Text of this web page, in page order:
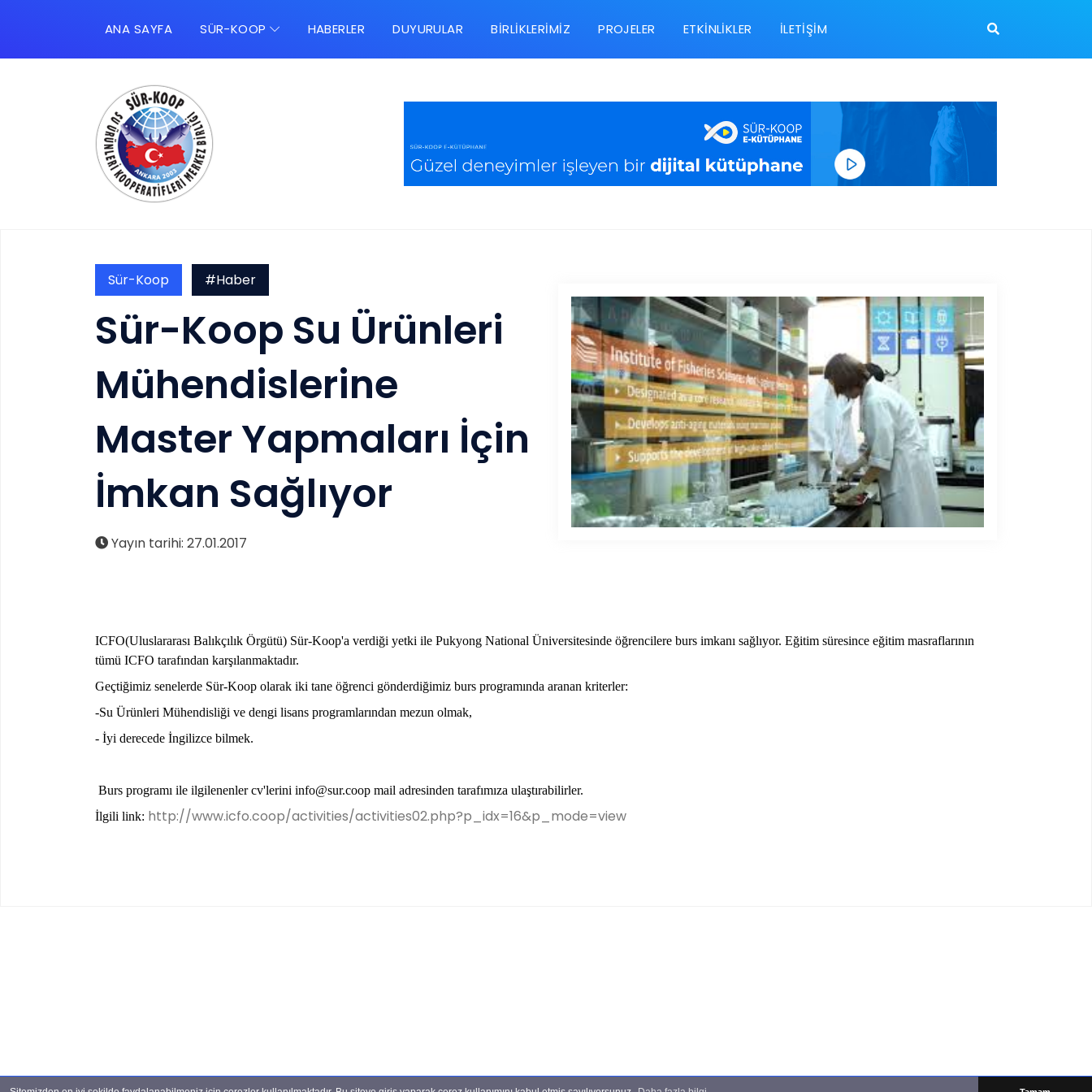
ANA SAYFA SÜR-KOOP HABERLER DUYURULAR BIRLIKLERIMIZ PROJELER ETKINLIKLER İLETIŞIM
Sür-Koop #Haber
Sür-Koop Su Ürünleri
Mühendislerine
Master Yapmaları İçin
İmkan Sağlıyor
Yayın tarihi: 27.01.2017
ICFO(Uluslararası Balıkçılık Örgütü) Sür-Koop'a verdiği yetki ile Pukyong National Üniversitesinde öğrencilere burs imkanı sağlıyor. Eğitim süresince eğitim masraflarının
tümü ICFO tarafından karşılanmaktadır.
Geçtiğimiz senelerde Sür-Koop olarak iki tane öğrenci gönderdiğimiz burs programında aranan kriterler:
-Su Ürünleri Mühendisliği ve dengi lisans programlarından mezun olmak,
- İyi derecede İngilizce bilmek.
Burs programı ile ilgilenenler cv'lerini info@sur.coop mail adresinden tarafımıza ulaştırabilirler.
İlgili link: http://www.icfo.coop/activities/activities02.php?p_idx=16&p_mode=view